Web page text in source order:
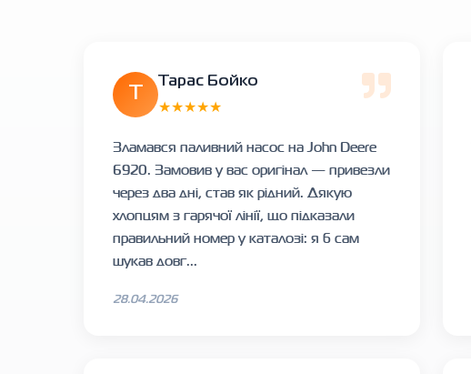
Тарас Бойко
★★★★★
Зламався паливний насос на John Deere
6920. Замовив у вас оригінал — привезли
через два дні, став як рідний. Дякую
хлопцям з гарячої лінії, що підказали
правильний номер у каталозі: я б сам
шукав довг...
28.04.2026